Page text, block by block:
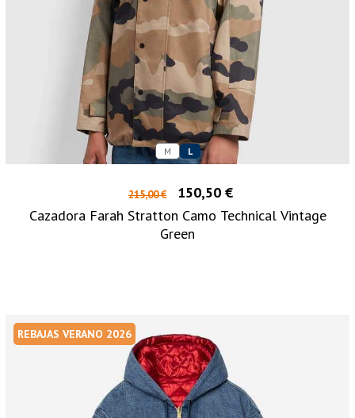
M L
215,00 €
150,50 €
Cazadora Farah Stratton Camo Technical Vintage
Green
REBAJAS VERANO 2026